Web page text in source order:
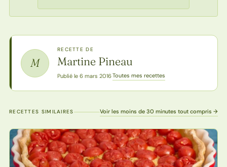
M
RECETTE DE
Martine Pineau
Publié le 6 mars 2016·Toutes mes recettes
RECETTES SIMILAIRES Voir les moins de 30 minutes tout compris →